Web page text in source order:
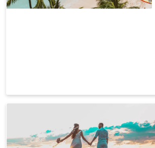
mariage